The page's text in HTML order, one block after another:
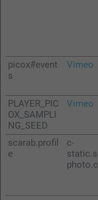
picox#event
s
Vimeo
PLAYER_PIC
OX_SAMPLI
NG_SEED
Vimeo
scarab.profil
e
c-